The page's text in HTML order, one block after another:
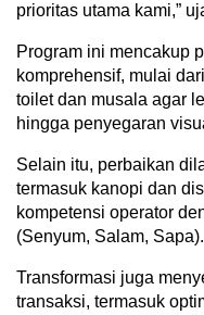
prioritas utama kami,”
Program ini mencakup
komprehensif, mulai
toilet dan musala agar
hingga penyegaran
Selain itu, perbaikan
termasuk kanopi dan
kompetensi operator
(Senyum, Salam, Sapa).
Transformasi juga
transaksi, termasuk